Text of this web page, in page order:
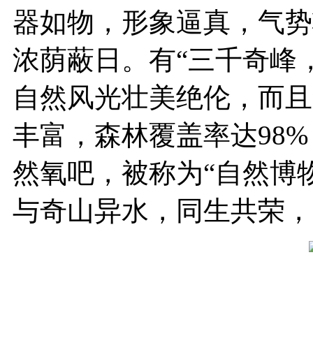
器如物，形象逼真，气
浓荫蔽日。有“三千奇峰
自然风光壮美绝伦，而
丰富，森林覆盖率达
然氧吧，被称为“自然博
与奇山异水，同生共荣